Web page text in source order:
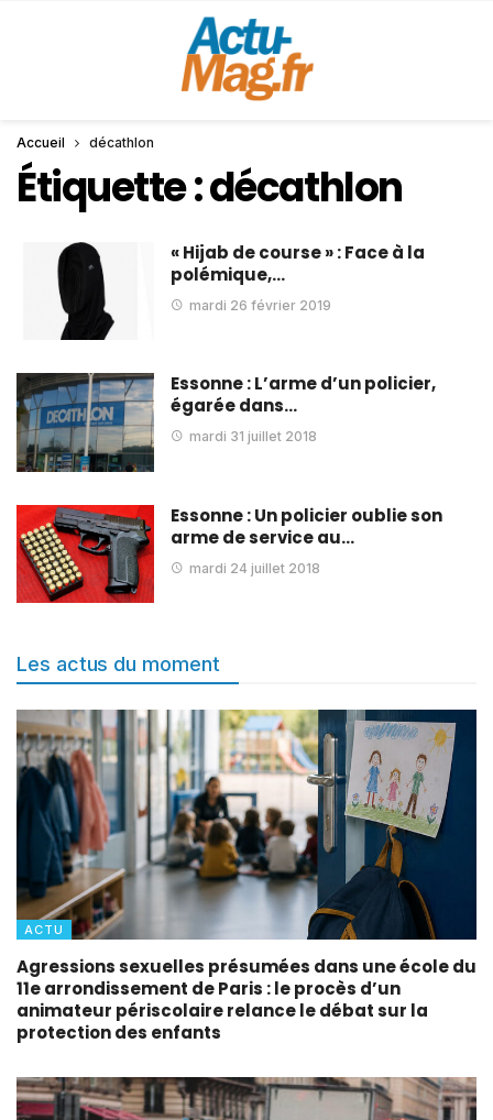
Accueil décathlon
Étiquette :décathlon
« Hijab de course » : Face à la
polémique,…
mardi 26 février 2019
Essonne : L’arme d’un policier,
égarée dans…
mardi 31 juillet 2018
Essonne : Un policier oublie son
arme de service au…
mardi 24 juillet 2018
Les actus du moment
ACTU
Agressions sexuelles présumées dans une école du
11e arrondissement de Paris : le procès d’un
animateur périscolaire relance le débat sur la
protection des enfants